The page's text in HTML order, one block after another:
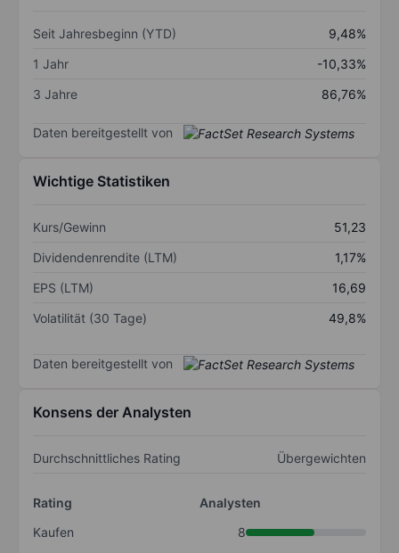
Seit Jahresbeginn (YTD)
9,48%
1 Jahr
-10,33%
3 Jahre
86,76%
Daten bereitgestellt von
Wichtige Statistiken
Kurs/Gewinn
51,23
Dividendenrendite (LTM)
1,17%
EPS (LTM)
16,69
Volatilität (30 Tage)
49,8%
Daten bereitgestellt von
Konsens der Analysten
Durchschnittliches Rating Übergewichten
Rating
Analysten
Kaufen
8